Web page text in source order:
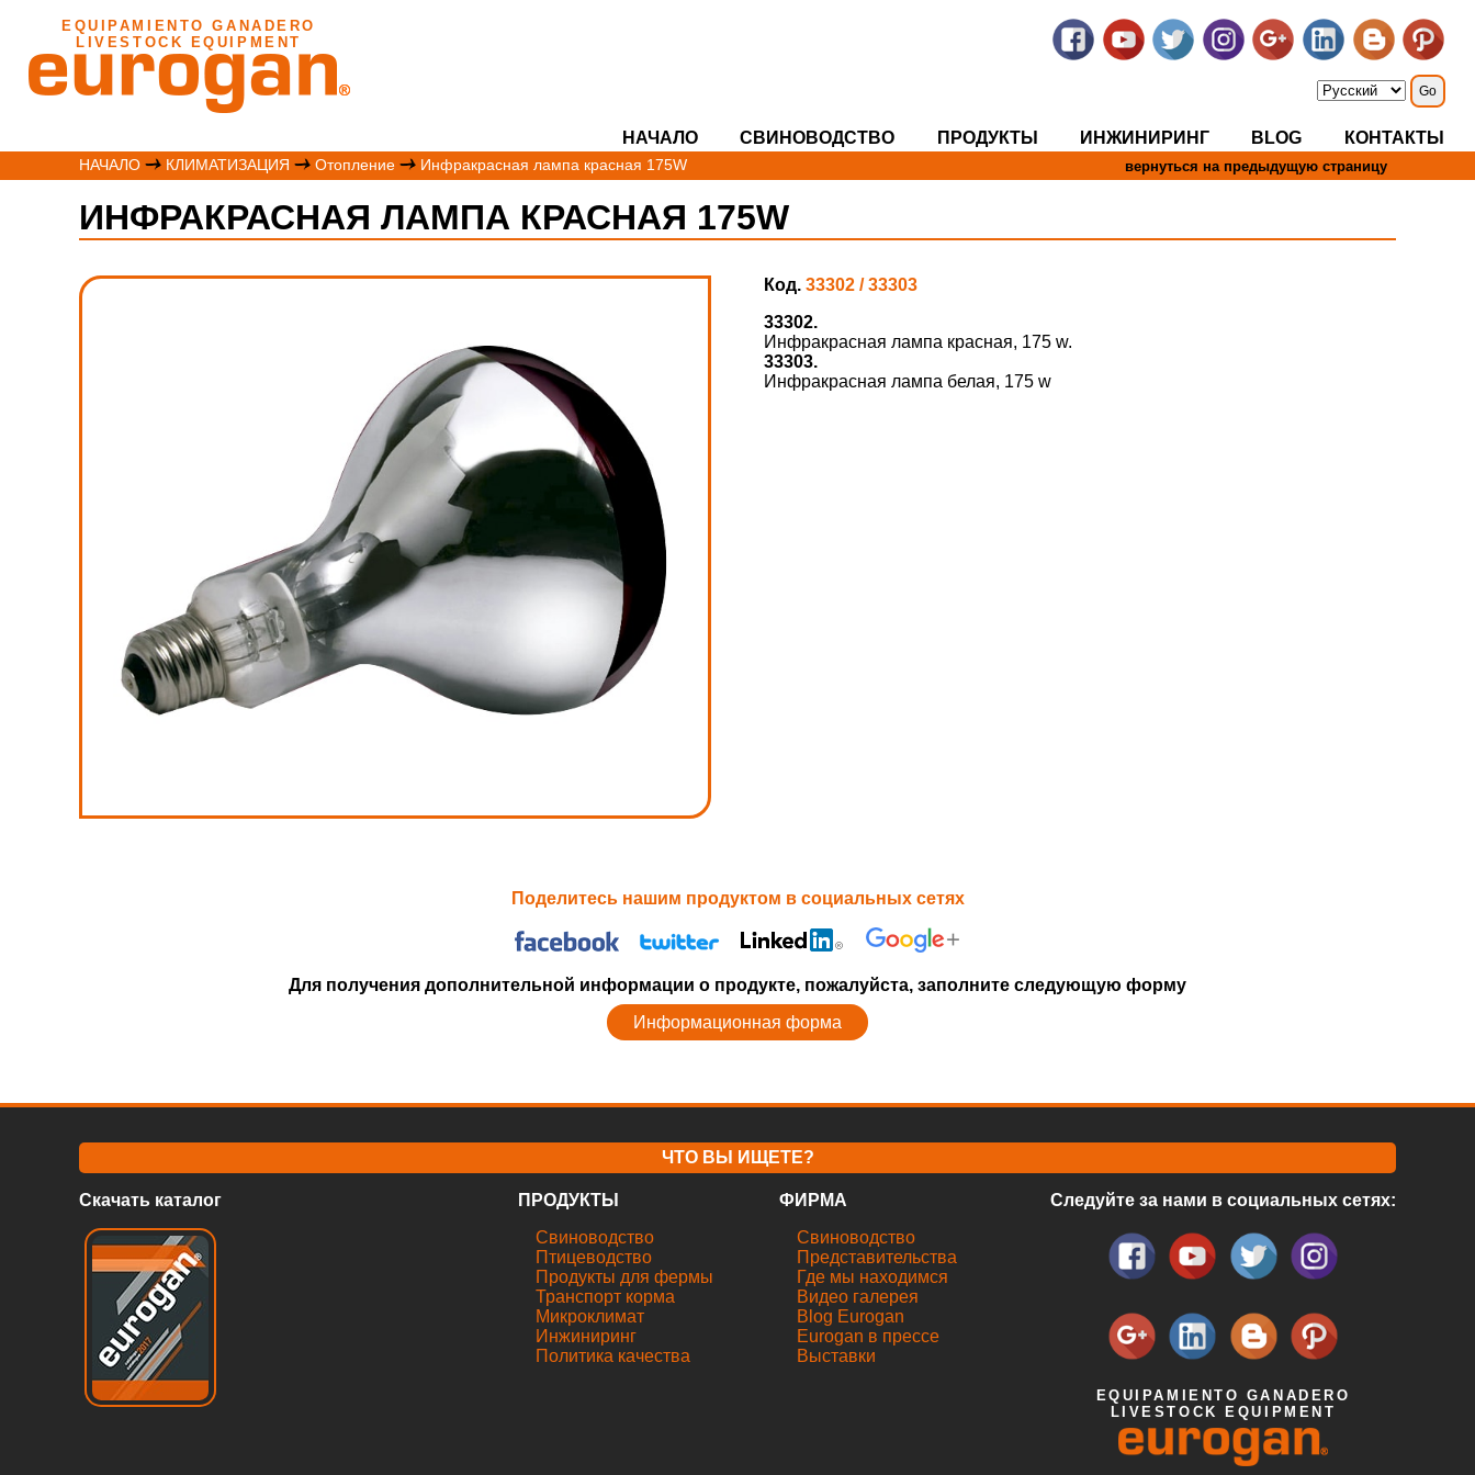
EQUIPAMIENTO GANADERO
LIVESTOCK EQUIPMENT
НАЧАЛО СВИНОВОДСТВO ПРОДУКТЫ ИНЖИНИРИНГ BLOG КОНТАКТЫ
НАЧАЛО КЛИМАТИЗАЦИЯ Отопление Инфракрасная лампа красная 175W вернуться на предыдущую страницу
ИНФРАКРАСНАЯ ЛАМПА КРАСНАЯ 175W
Код. 33302 / 33303
33302.
Инфракрасная лампа красная, 175 w.
33303.
Инфракрасная лампа белая, 175 w
Поделитесь нашим продуктом в социальных сетях
Для получения дополнительной информации о продукте, пожалуйста, заполните следующую форму
Информационная форма
ЧТО ВЫ ИЩЕТЕ?
Скачать каталог Следуйте за нами в социальных сетях:
EQUIPAMIENTO GANADERO
LIVESTOCK EQUIPMENT
ПРОДУКТЫ
Свиноводствo
Птицеводствo
Продукты для фермы
Транспорт корма
Микроклимат
Инжиниринг
Политика качества
ФИРМА
Свиноводствo
Представительства
Где мы находимся
Видео галерея
Blog Eurogan
Eurogan в прессе
Выставки